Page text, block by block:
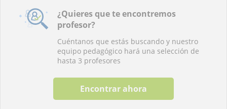
¿Quieres que te encontremos
profesor?
Cuéntanos que estás buscando y nuestro
equipo pedagógico hará una selección de
hasta 3 profesores
Encontrar ahora